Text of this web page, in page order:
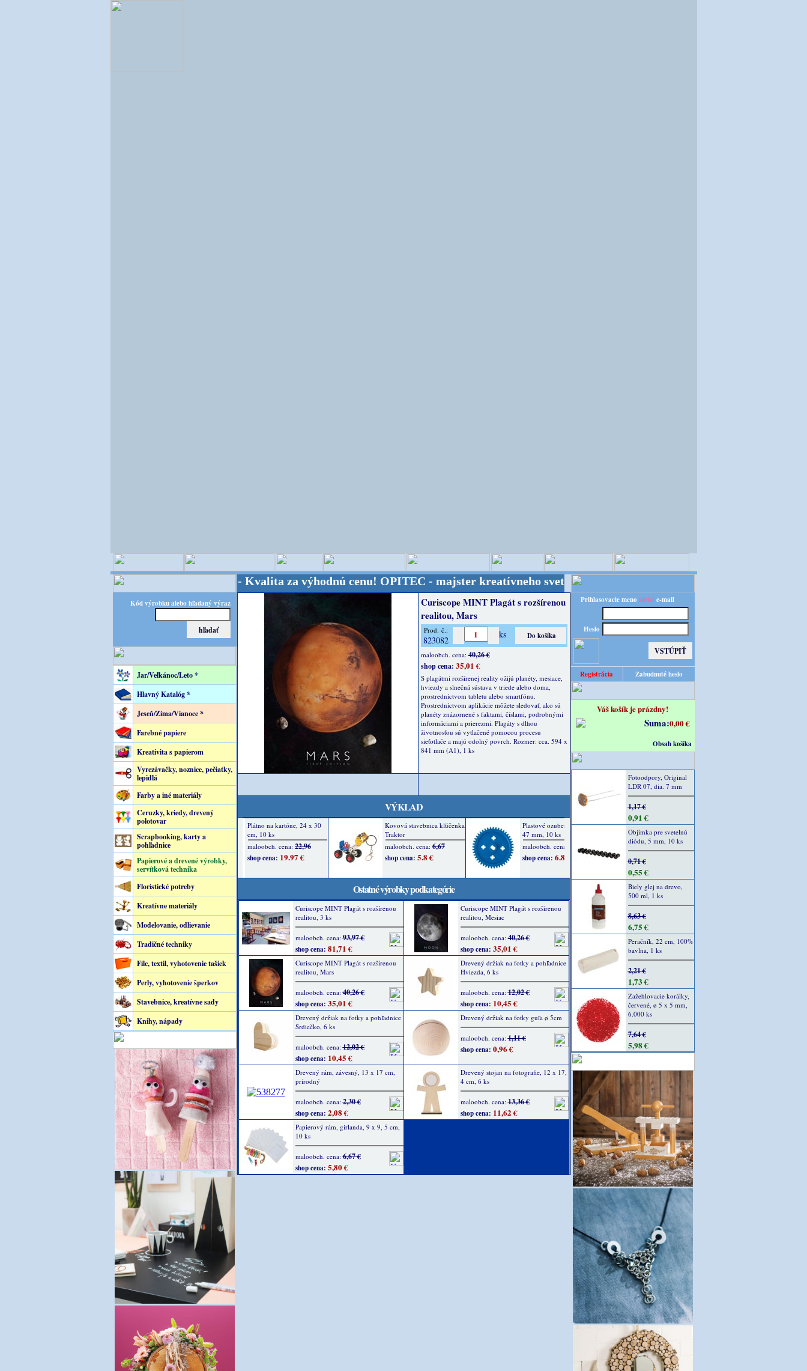
Kód výrobku alebo hľadaný výraz
Jar/Veľkánoc/Leto *
Hlavný Katalóg *
Jeseň/Zima/Vianoce *
Farebné papiere
Kreativita s papierom
Vyrezávačky, noznice, pečiatky,
lepidlá
Farby a iné materiály
Ceruzky, kriedy, drevený
polotovar
Scrapbooking, karty a
pohľadnice
Papierové a drevené výrobky,
servítková technika
Floristické potreby
Kreatívne materiály
Modelovanie, odlievanie
Tradičné techniky
Filc, textil, vyhotovenie tašiek
Perly, vyhotovenie šperkov
Stavebnice, kreatívne sady
Knihy, nápady
OPITEC - majster kreatívneho sveta - Kvalita za výhodnú cenu! OPITEC - majster kreatívneho sveta - Kvalita za výhodnú cenu!
Curiscope MINT Plagát s rozšírenou
realitou, Mars
Prod. č.:
823082
ks
maloobch. cena:40,26 €
shop cena: 35,01 €
S plagátmi rozšírenej reality ožijú planéty, mesiace,
hviezdy a slnečná sústava v triede alebo doma,
prostredníctvom tabletu alebo smartfónu.
Prostredníctvom aplikácie môžete sledovať, ako sú
planéty znázornené s faktami, číslami, podrobnými
informáciami a prierezmi. Plagáty s dlhou
životnosťou sú vytlačené pomocou procesu
sieťotlače a majú odolný povrch. Rozmer: cca. 594 x
841 mm (A1), 1 ks
VÝKLAD
Ostatné výrobky podkategórie
Curiscope MINT Plagát s rozšírenou
realitou, 3 ks
maloobch. cena:93,97 €
shop cena: 81,71 €
Curiscope MINT Plagát s rozšírenou
realitou, Mesiac
maloobch. cena:40,26 €
shop cena: 35,01 €
Curiscope MINT Plagát s rozšírenou
realitou, Mars
maloobch. cena:40,26 €
shop cena: 35,01 €
Drevený držiak na fotky a pohľadnice
Hviezda, 6 ks
maloobch. cena:12,02 €
shop cena: 10,45 €
Drevený držiak na fotky a pohľadnice
Srdiečko, 6 ks
maloobch. cena:12,02 €
shop cena: 10,45 €
Drevený držiak na fotky guľa ø 5cm
maloobch. cena:1,11 €
shop cena: 0,96 €
Drevený rám, závesný, 13 x 17 cm,
prírodný
maloobch. cena:2,30 €
shop cena: 2,08 €
Drevený stojan na fotografie, 12 x 17,
4 cm, 6 ks
maloobch. cena:13,36 €
shop cena: 11,62 €
Papierový rám, girlanda, 9 x 9, 5 cm,
10 ks
maloobch. cena:6,67 €
shop cena: 5,80 €
Prihlasovacie meno alebo e-mail
Heslo
Registrácia Zabudnuté heslo
Váš košík je prázdny!
Suma:0,00 €
Obsah košíka
Fotoodpory, Original
LDR 07, dia. 7 mm
1,17 €
0,91 €
Objímka pre svetelnú
diódu, 5 mm, 10 ks
0,71 €
0,55 €
Biely glej na drevo,
500 ml, 1 ks
8,63 €
6,75 €
Peračník, 22 cm, 100%
bavlna, 1 ks
2,21 €
1,73 €
Zažehlovacie korálky,
červené, ø 5 x 5 mm,
6.000 ks
7,64 €
5,98 €